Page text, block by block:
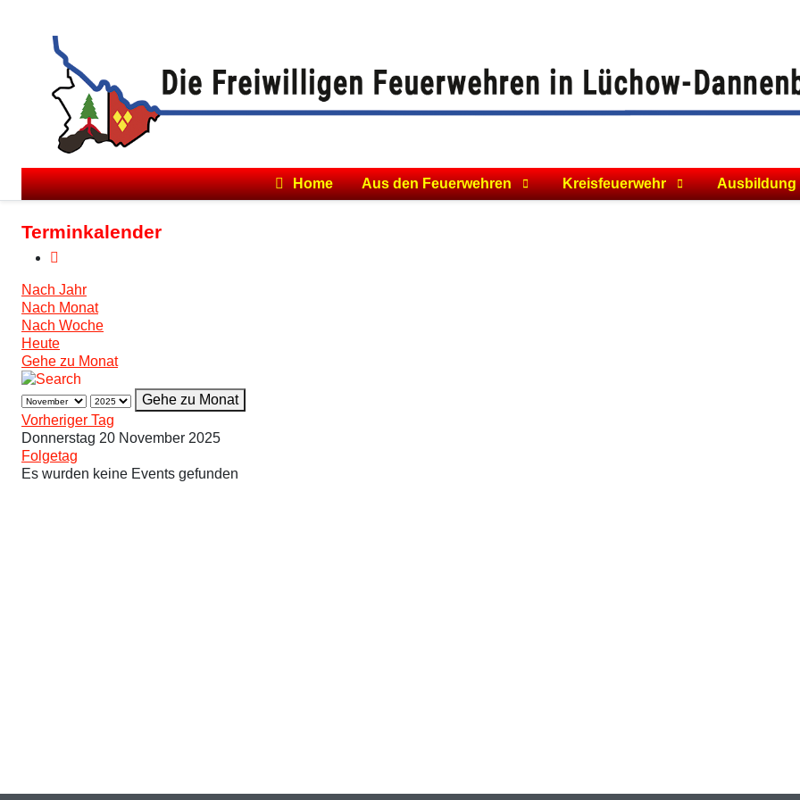
Home Aus den Feuerwehren Kreisfeuerwehr Ausbildung
Terminkalender
Nach Jahr
Nach Monat
Nach Woche
Heute
Gehe zu Monat
Gehe zu Monat
Vorheriger Tag
Donnerstag 20 November 2025
Folgetag
Es wurden keine Events gefunden